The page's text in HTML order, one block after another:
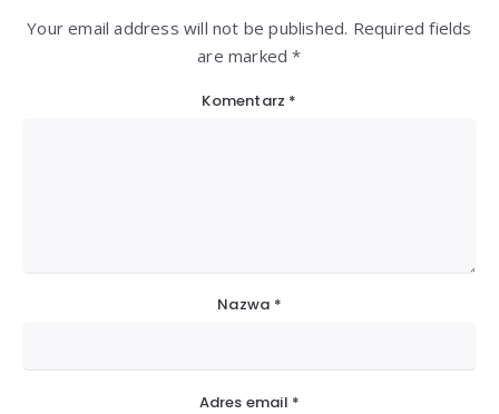
Your email address will not be published. Required fields
are marked *
Komentarz *
Nazwa *
Adres email *